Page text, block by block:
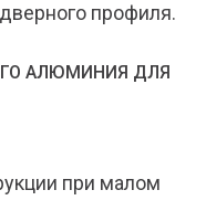
профиля.
АЛЮМИНИЯ ДЛЯ
при малом